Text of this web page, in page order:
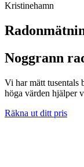
Kristinehamn
Noggrann
Vi har mätt tusentals
höga värden hjälper
Räkna ut ditt pris